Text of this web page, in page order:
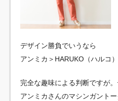
デザイン勝負でいうなら
アンミカ＞HARUKO（ハルコ
完全な趣味による判断ですが
アンミカさんのマシンガント